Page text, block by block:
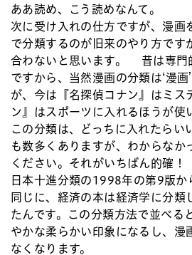
ああ読め、こう読めなんて。
次に受け入れの仕方ですが、漫画
で分類するのが旧来のやり方です
合わないと思います。 昔は専門
ですから、当然漫画の分類は‘漫画
が、今は『名探偵コナン』はミス
ン』はスポーツに入れるほうが使
この分類は、どっちに入れたらい
も数多くありますが、わからなか
ください。それがいちばん的確！
日本十進分類の1998年の第9版か
同じに、経済の本は経済学に分類
たんです。この分類方法で並べる
やかな柔らかい印象になるし、漫
なくなります。